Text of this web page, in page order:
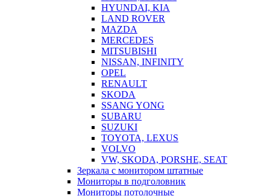
HYUNDAI, KIA
LAND ROVER
MAZDA
MERCEDES
MITSUBISHI
NISSAN, INFINITY
OPEL
RENAULT
SKODA
SSANG YONG
SUBARU
SUZUKI
TOYOTA, LEXUS
VOLVO
VW, SKODA, PORSHE, SEAT
Зеркала с монитором штатные
Мониторы в подголовник
Мониторы потолочные